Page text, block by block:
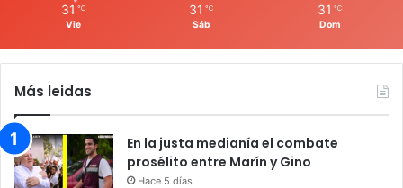
31 ℃
Vie
31 ℃
Sáb
31 ℃
Dom
Más leidas
En la justa medianía el combate
prosélito entre Marín y Gino
Hace 5 días